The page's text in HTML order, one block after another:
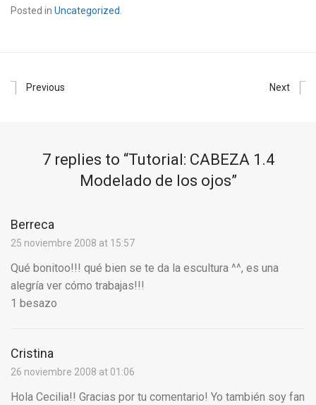
Posted in Uncategorized
Previous Next
7 replies to “Tutorial: CABEZA 1.4
Modelado de los ojos”
Berreca
25 noviembre 2008 at 15:57
Qué bonitoo!!! qué bien se te da la escultura ^^, es una
alegría ver cómo trabajas!!!
1 besazo
Cristina
26 noviembre 2008 at 01:06
Hola Cecilia!! Gracias por tu comentario! Yo también soy fan